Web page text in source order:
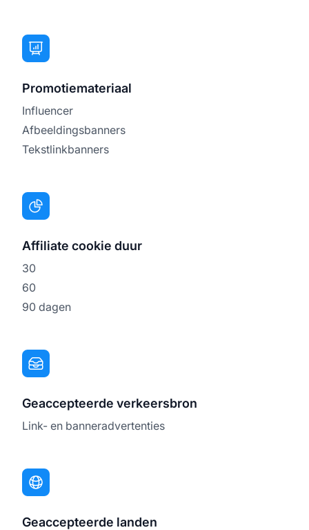
Promotiemateriaal
Influencer
Afbeeldingsbanners
Tekstlinkbanners
Affiliate cookie duur
30
60
90 dagen
Geaccepteerde verkeersbron
Link- en banneradvertenties
Geaccepteerde landen